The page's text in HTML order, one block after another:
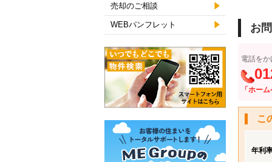
お
電話を
「ホー
こ
年利
売却のご相談
WEBパンフレット